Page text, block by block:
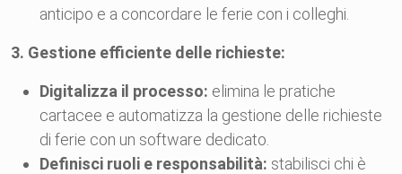
anticipo e a concordare le ferie con i colleghi.
3. Gestione efficiente delle richieste:
Digitalizza il processo: elimina le pratiche
cartacee e automatizza la gestione delle richieste
di ferie con un software dedicato.
Definisci ruoli e responsabilità: stabilisci chi è